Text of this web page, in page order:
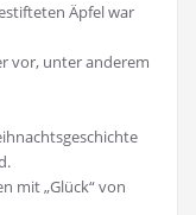
Äpfel war
vor, unter anderem
mit „Glück“ von